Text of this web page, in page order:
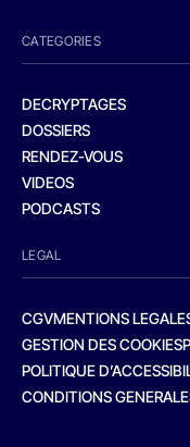
CATEGORIES
DECRYPTAGES
DOSSIERS
RENDEZ-VOUS
VIDEOS
PODCASTS
LEGAL
CGVMENTIONS
GESTION DES COOKIES
POLITIQUE
CONDITIONS